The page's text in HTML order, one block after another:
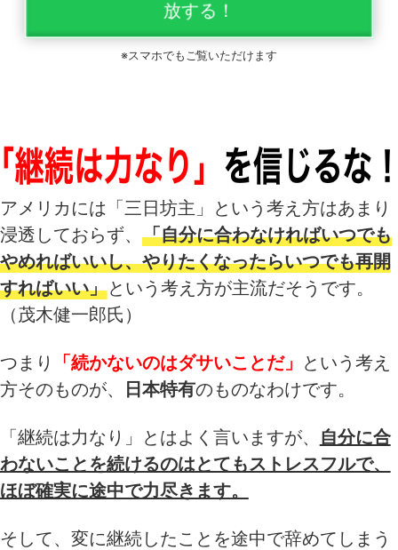
放する！
※スマホでもご覧いただけます
アメリカには「三日坊主」という考え方はあまり
浸透しておらず、 「自分に合わなければいつでも
やめればいいし、やりたくなったらいつでも再開
すればいい」という考え方が主流だそうです。
（茂木健一郎氏）
つまり 「続かないのはダサいことだ」 という考え
方そのものが、
日本特有のものなわけです。
「継続は力なり」とはよく言いますが、 自分に合
わないことを続けるのはとてもストレスフルで、
ほぼ確実に途中で力尽きます。
そして、変に継続したことを途中で辞めてしまう